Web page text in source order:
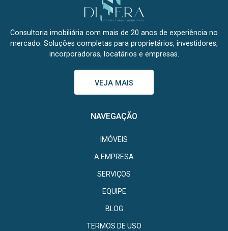
Consultoria imobiliária com mais de 20 anos de experiência no
mercado. Soluções completas para proprietários, investidores,
incorporadoras, locatários e empresas.
VEJA MAIS
NAVEGAÇÃO
IMÓVEIS
A EMPRESA
SERVIÇOS
EQUIPE
BLOG
TERMOS DE USO